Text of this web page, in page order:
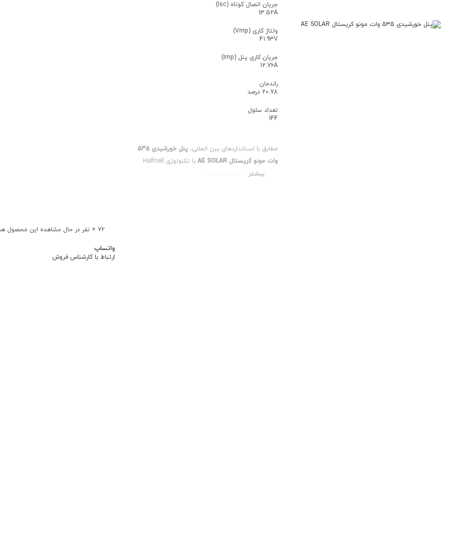
جریان اتصال کوتاه (Isc)
13.52A
ولتاژ کاری (Vmp)
41.93V
جریان کاری پنل (Imp)
12.76A
راندمان
20.78 درصد
تعداد سلول
144
مطابق با استانداردهای بین المللی،
پنل خورشیدی 535
وات مونو کریستال AE SOLAR
با تکنولوژی Halfcell
Perc تحت شرایط شدید آزمایش و تایید شده و می
بیشـتر
72 + نفر در حال مشاهده این محصول
واتساپ
ارتباط با کارشناس فروش